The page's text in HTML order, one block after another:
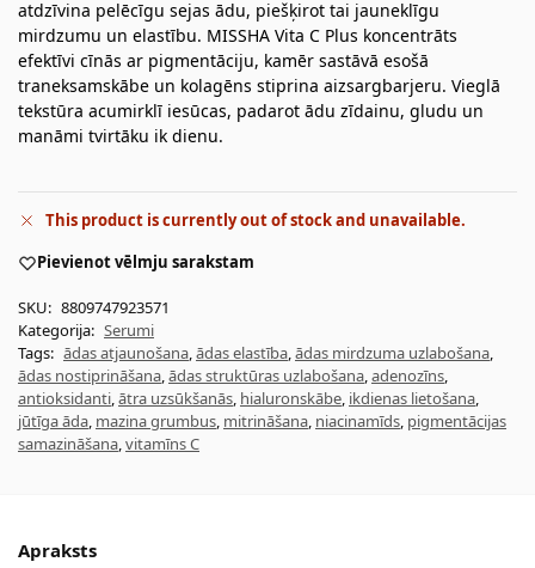
atdzīvina pelēcīgu sejas ādu, piešķirot tai jauneklīgu
mirdzumu un elastību. MISSHA Vita C Plus koncentrāts
efektīvi cīnās ar pigmentāciju, kamēr sastāvā esošā
traneksamskābe un kolagēns stiprina aizsargbarjeru. Vieglā
tekstūra acumirklī iesūcas, padarot ādu zīdainu, gludu un
manāmi tvirtāku ik dienu.
This product is currently out of stock and unavailable.
Pievienot vēlmju sarakstam
SKU: 8809747923571
Kategorija: Serumi
Tags: ādas atjaunošana,ādas elastība,ādas mirdzuma uzlabošana,
ādas nostiprināšana,ādas struktūras uzlabošana,adenozīns,
antioksidanti,ātra uzsūkšanās, hialuronskābe, ikdienas lietošana,
jūtīga āda, mazina grumbus, mitrināšana, niacinamīds, pigmentācijas
samazināšana,vitamīns C
Apraksts